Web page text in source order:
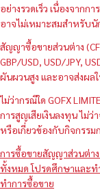
อย่างรวดเร็ว เนื่องจากก
อาจไม่เหมาะสมสำหรับ
สัญญาซื้อขายส่วนต่าง
GBP/USD, USD/JPY,
ผันผวนสูง และอาจส่งผล
ไม่ว่ากรณีใด GOFX
การสูญเสียเงินลงทุน ไม่
หรือเกี่ยวข้องกับกิจกรรม
การซื้อขายสัญญาส่วนต่าง
ทั้งหมด โปรดศึกษาและท
ทำการซื้อขาย